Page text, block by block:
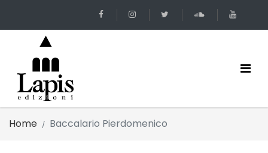
Home Baccalario Pierdomenico